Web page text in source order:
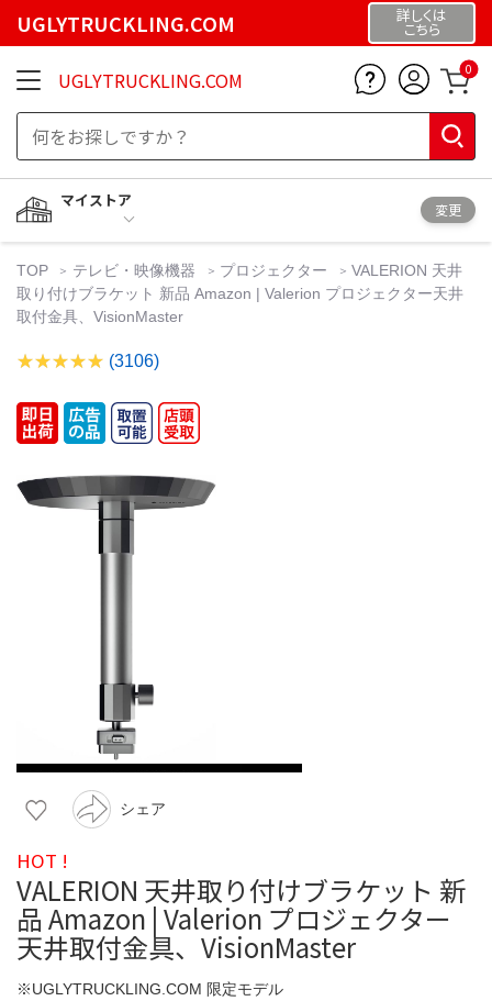
UGLYTRUCKLING.COM 詳しくは
こちら
UGLYTRUCKLING.COM 0
マイストア
変更
TOP テレビ・映像機器 プロジェクター
VALERION 天井
取り付けブラケット 新品 Amazon | Valerion プロジェクター天井
取付金具、VisionMaster
(3106)
シェア
HOT !
VALERION 天井取り付けブラケット 新
品 Amazon | Valerion プロジェクター
天井取付金具、VisionMaster
※UGLYTRUCKLING.COM 限定モデル